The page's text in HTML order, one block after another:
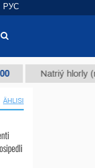
Natriý hlorly (nahar
ÄHLISI
РУС